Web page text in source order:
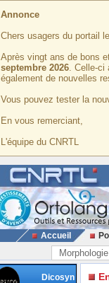
Annonce
Chers usagers du portail
Après vingt ans de bons
septembre 2026. Celle-ci
également de nouvelles
Vous pouvez tester la
En vous remerciant,
L'équipe du CNRTL
Accueil
Morphologie
Dicosyn